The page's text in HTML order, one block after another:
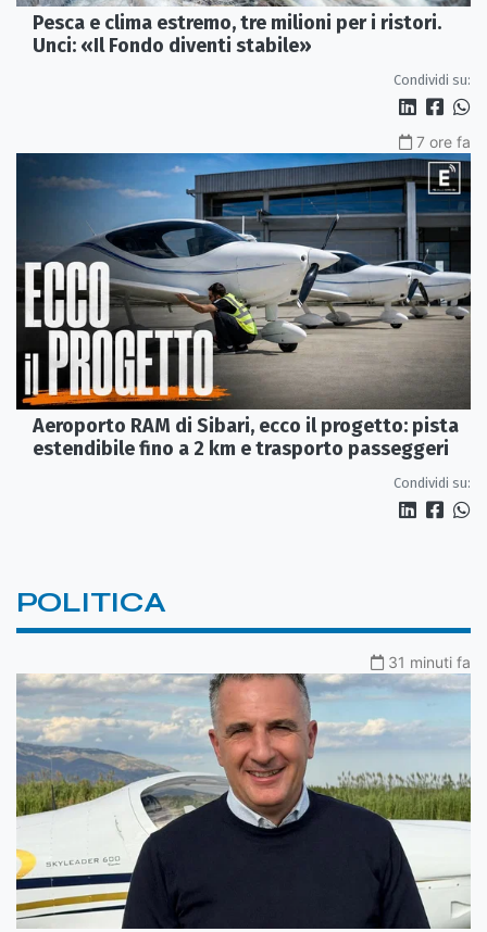
Pesca e clima estremo, tre milioni per i ristori.
Unci: «Il Fondo diventi stabile»
Condividi su:
7 ore fa
Aeroporto RAM di Sibari, ecco il progetto: pista
estendibile fino a 2 km e trasporto passeggeri
Condividi su:
POLITICA
31 minuti fa